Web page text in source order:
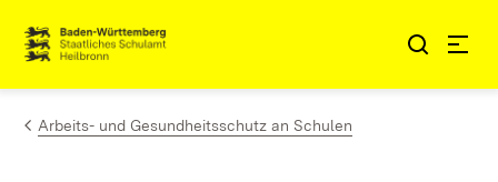
Zum Inhalt springen
Link zur Startseite
Arbeits- und Gesundheitsschutz an Schulen